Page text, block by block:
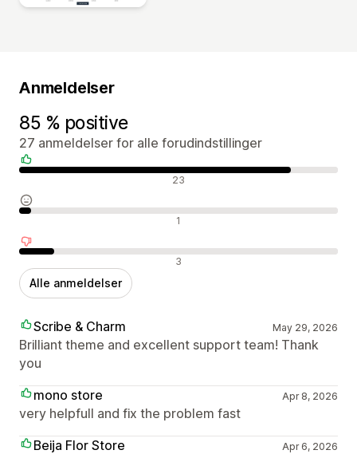
Anmeldelser
85 % positive
27 anmeldelser for alle forudindstillinger
Positive anmeldelser 23
Neutrale anmeldelser 1
Negative anmeldelser 3
Alle anmeldelser
Scribe & Charm May 29, 2026
Brilliant theme and excellent support team! Thank
you
mono store
Apr 8, 2026
very helpfull and fix the problem fast
Beija Flor Store
Apr 6, 2026